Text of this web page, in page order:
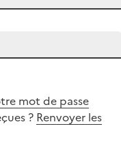
mot de passe
? Renvoyer les